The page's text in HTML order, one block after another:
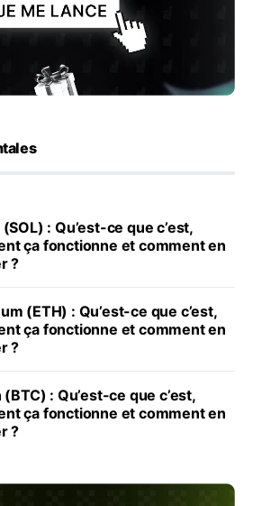
: Qu’est-ce que c’est,
ça fonctionne et comment en
?
(ETH) : Qu’est-ce que c’est,
ça fonctionne et comment en
?
: Qu’est-ce que c’est,
ça fonctionne et comment en
?